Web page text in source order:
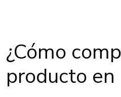
¿Cómo
producto